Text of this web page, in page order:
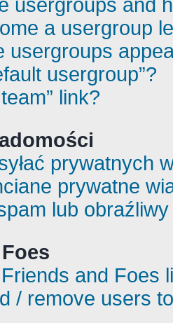
usergroups and
a usergroup
usergroups
usergroup”?
link?
prywatnych
prywatne
lub
and Foes
/ remove users